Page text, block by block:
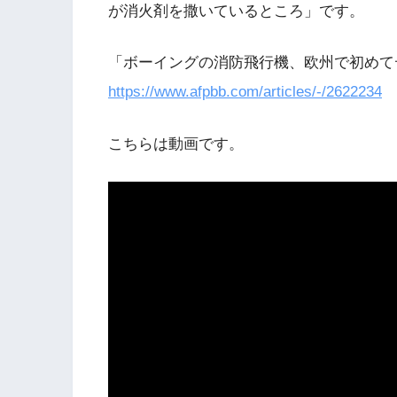
が消火剤を撒いているところ」です。
「ボーイングの消防飛行機、欧州で初め
https://www.afpbb.com/articles/-/2622234
こちらは動画です。